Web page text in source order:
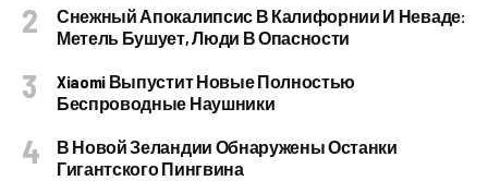
Снежный Апокалипсис В Калифорнии И Неваде:
Метель Бушует, Люди В Опасности
Xiaomi Выпустит Новые Полностью
Беспроводные Наушники
В Новой Зеландии Обнаружены Останки
Гигантского Пингвина